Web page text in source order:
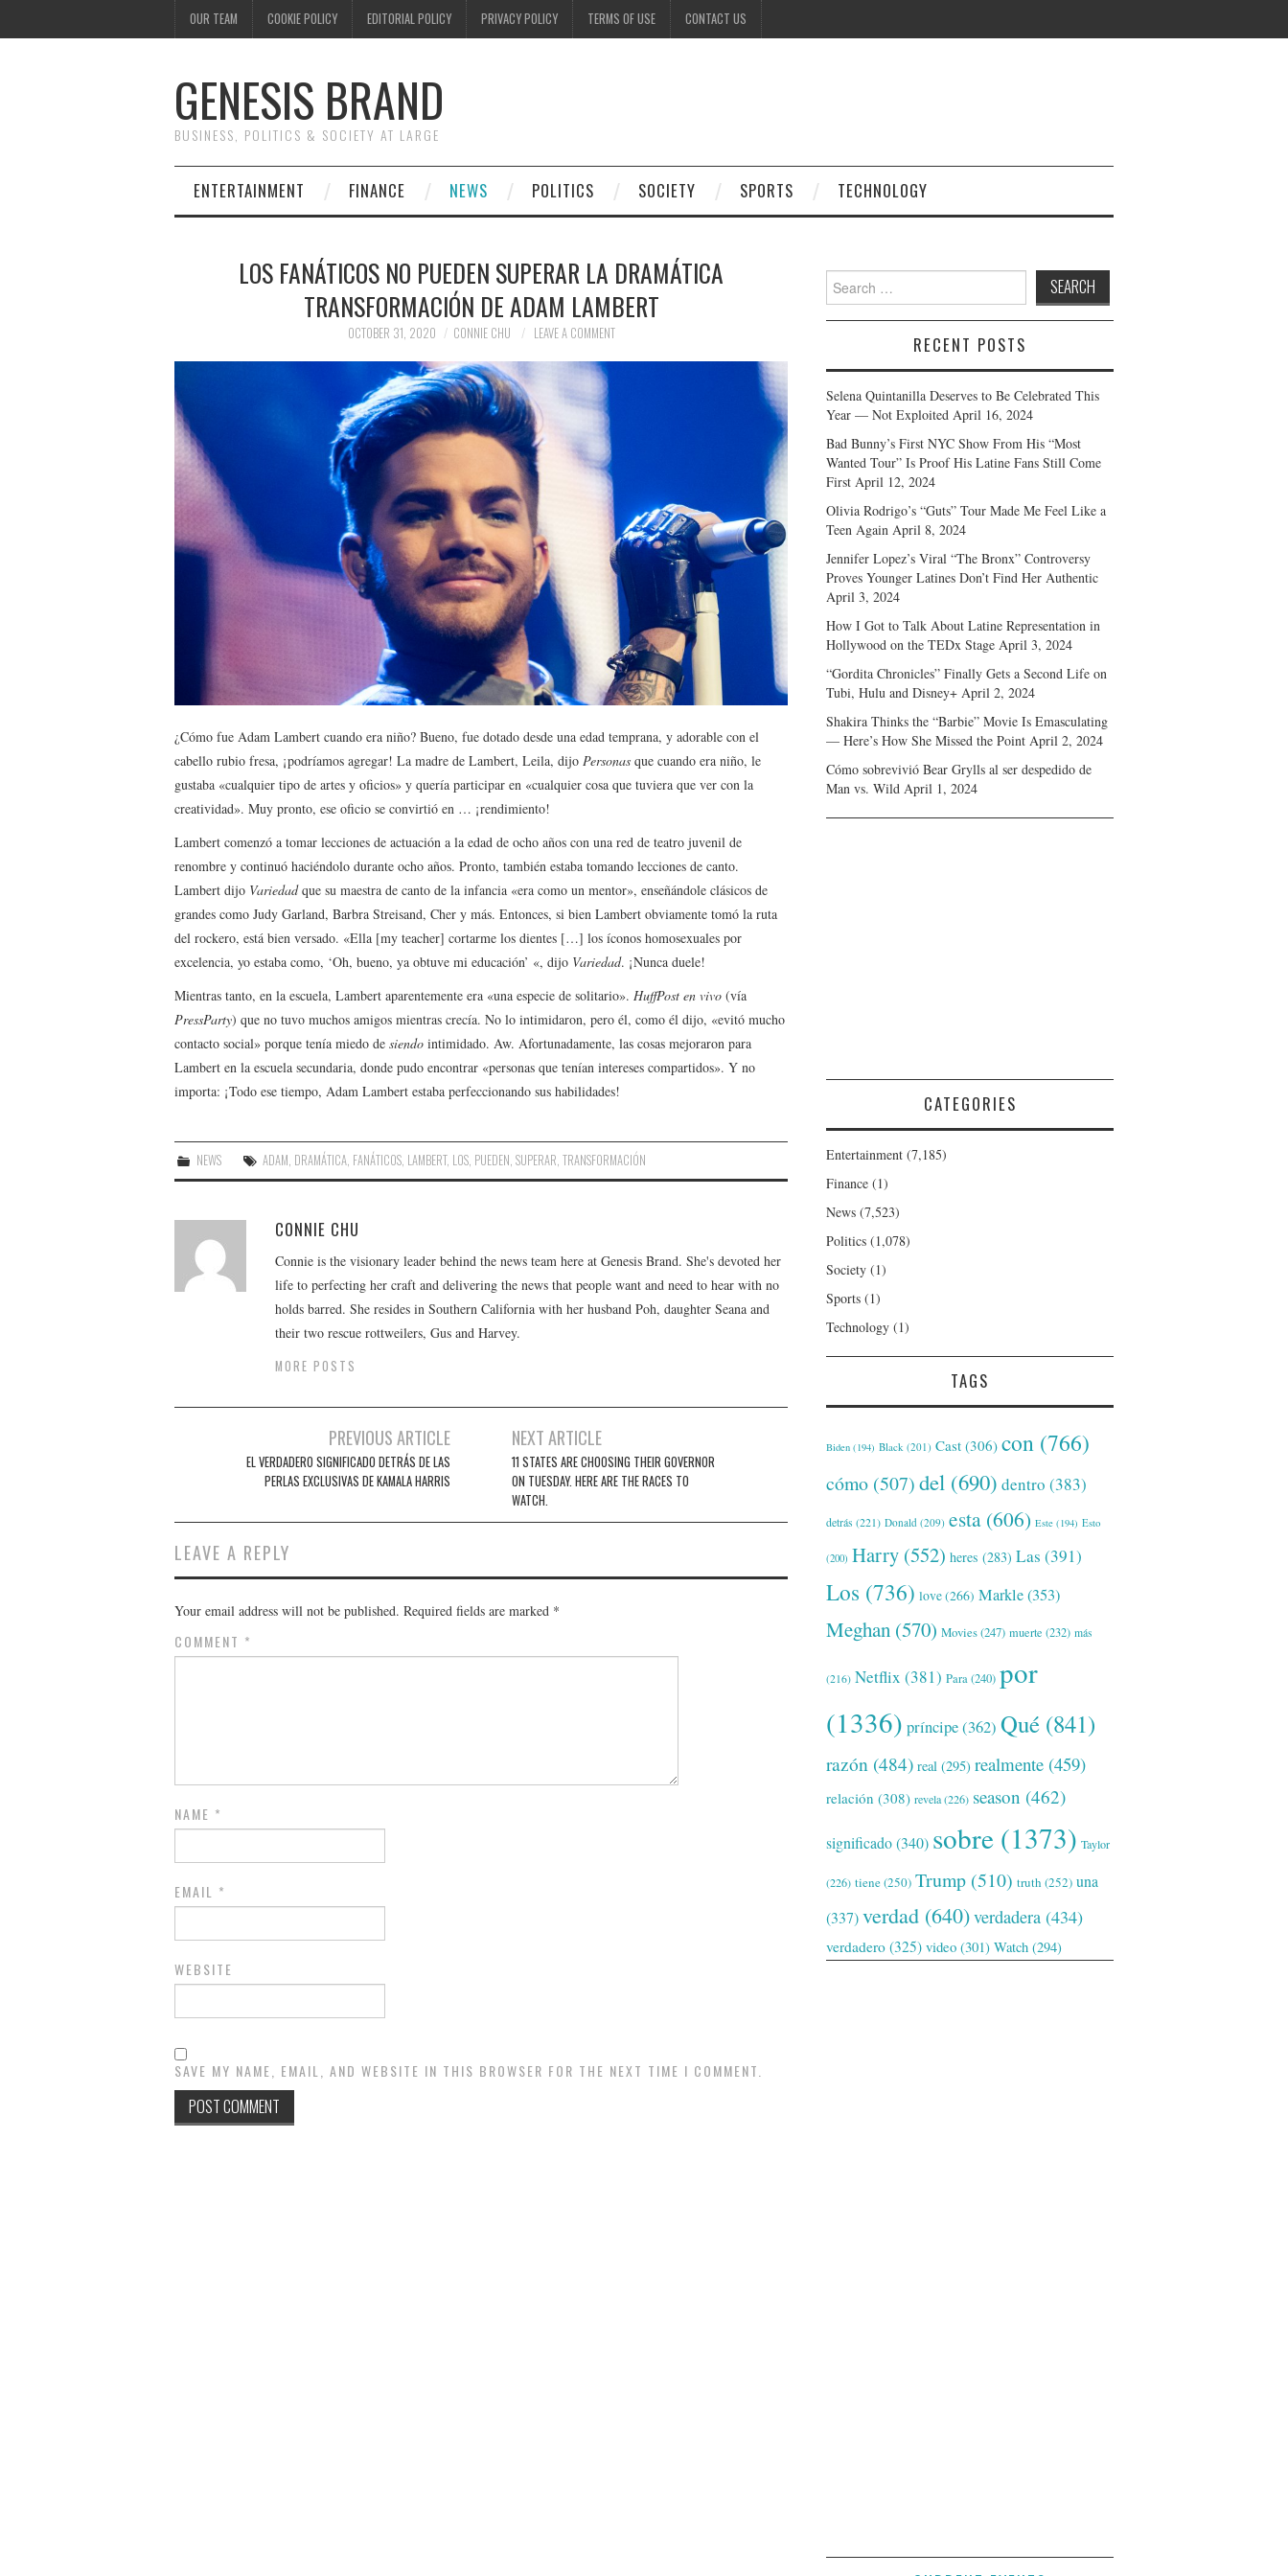
OUR TEAM COOKIE POLICY EDITORIAL POLICY PRIVACY POLICY TERMS OF USE CONTACT US
GENESIS BRAND
BUSINESS, POLITICS & SOCIETY AT LARGE
ENTERTAINMENT FINANCE NEWS POLITICS SOCIETY SPORTS TECHNOLOGY
LOS FANÁTICOS NO PUEDEN SUPERAR LA DRAMÁTICA
TRANSFORMACIÓN DE ADAM LAMBERT
OCTOBER 31, 2020 CONNIE CHU LEAVE A COMMENT
¿Cómo fue Adam Lambert cuando era niño? Bueno, fue dotado desde una edad temprana, y adorable con el
cabello rubio fresa, ¡podríamos agregar! La madre de Lambert, Leila, dijo Personas que cuando era niño, le
gustaba «cualquier tipo de artes y oficios» y quería participar en «cualquier cosa que tuviera que ver con la
creatividad». Muy pronto, ese oficio se convirtió en … ¡rendimiento!
Lambert comenzó a tomar lecciones de actuación a la edad de ocho años con una red de teatro juvenil de
renombre y continuó haciéndolo durante ocho años. Pronto, también estaba tomando lecciones de canto.
Lambert dijo Variedadque su maestra de canto de la infancia «era como un mentor», enseñándole clásicos de
grandes como Judy Garland, Barbra Streisand, Cher y más. Entonces, si bien Lambert obviamente tomó la ruta
del rockero, está bien versado. «Ella [my teacher] cortarme los dientes […] los íconos homosexuales por
excelencia, yo estaba como, ‘Oh, bueno, ya obtuve mi educación’ «, dijo Variedad. ¡Nunca duele!
Mientras tanto, en la escuela, Lambert aparentemente era «una especie de solitario». HuffPost en vivo (vía
PressParty) que no tuvo muchos amigos mientras crecía. No lo intimidaron, pero él, como él dijo, «evitó mucho
contacto social» porque tenía miedo de siendo intimidado. Aw. Afortunadamente, las cosas mejoraron para
Lambert en la escuela secundaria, donde pudo encontrar «personas que tenían intereses compartidos». Y no
importa: ¡Todo ese tiempo, Adam Lambert estaba perfeccionando sus habilidades!
NEWS ADAM, DRAMÁTICA, FANÁTICOS, LAMBERT, LOS, PUEDEN,SUPERAR,TRANSFORMACIÓN
CONNIE CHU
Connie is the visionary leader behind the news team here at Genesis Brand. She's devoted her
life to perfecting her craft and delivering the news that people want and need to hear with no
holds barred. She resides in Southern California with her husband Poh, daughter Seana and
their two rescue rottweilers, Gus and Harvey.
MORE POSTS
navigation
PREVIOUS ARTICLE
EL VERDADERO SIGNIFICADO DETRÁS DE LAS
PERLAS EXCLUSIVAS DE KAMALA HARRIS
NEXT ARTICLE
11 STATES ARE CHOOSING THEIR GOVERNOR
ON TUESDAY. HERE ARE THE RACES TO
WATCH.
LEAVE A REPLY
Your email address will not be published. Required fields are marked *
COMMENT *
NAME *
EMAIL *
WEBSITE
SAVE MY NAME, EMAIL, AND WEBSITE IN THIS BROWSER FOR THE NEXT TIME I COMMENT.
Search
for:
RECENT POSTS
Selena Quintanilla Deserves to Be Celebrated This
Year — Not Exploited April 16, 2024
Bad Bunny’s First NYC Show From His “Most
Wanted Tour” Is Proof His Latine Fans Still Come
First April 12, 2024
Olivia Rodrigo’s “Guts” Tour Made Me Feel Like a
Teen Again April 8, 2024
Jennifer Lopez’s Viral “The Bronx” Controversy
Proves Younger Latines Don’t Find Her Authentic
April 3, 2024
How I Got to Talk About Latine Representation in
Hollywood on the TEDx Stage April 3, 2024
“Gordita Chronicles” Finally Gets a Second Life on
Tubi, Hulu and Disney+ April 2, 2024
Shakira Thinks the “Barbie” Movie Is Emasculating
— Here’s How She Missed the Point April 2, 2024
Cómo sobrevivió Bear Grylls al ser despedido de
Man vs. Wild April 1, 2024
CATEGORIES
Entertainment (7,185)
Finance (1)
News (7,523)
Politics (1,078)
Society (1)
Sports (1)
Technology (1)
TAGS
Biden (194) Black (201) Cast (306) con (766)
cómo (507)del (690) dentro (383)
detrás (221) Donald (209) esta (606) Este (194) Esto
(200) Harry (552) heres (283) Las (391)
Los (736) love(266) Markle(353)
Meghan (570) Movies(247) muerte (232) más
(216) Netflix (381) Para(240) por
(1336) príncipe(362) Qué (841)
razón (484) real (295) realmente (459)
relación (308) revela(226) season (462)
significado(340) sobre (1373) Taylor
(226) tiene(250) Trump (510) truth (252) una
(337)verdad (640)verdadera (434)
verdadero (325) video (301) Watch (294)